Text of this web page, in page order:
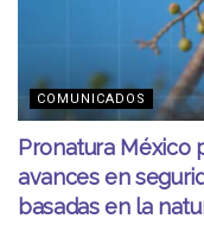
COMUNICADOS
Pronatura México
avances en
basadas en la